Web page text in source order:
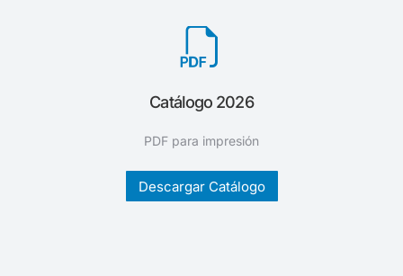
Catálogo 2026
PDF para impresión
Descargar Catálogo